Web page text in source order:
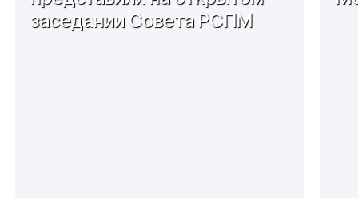
заседании Совета РСПМ